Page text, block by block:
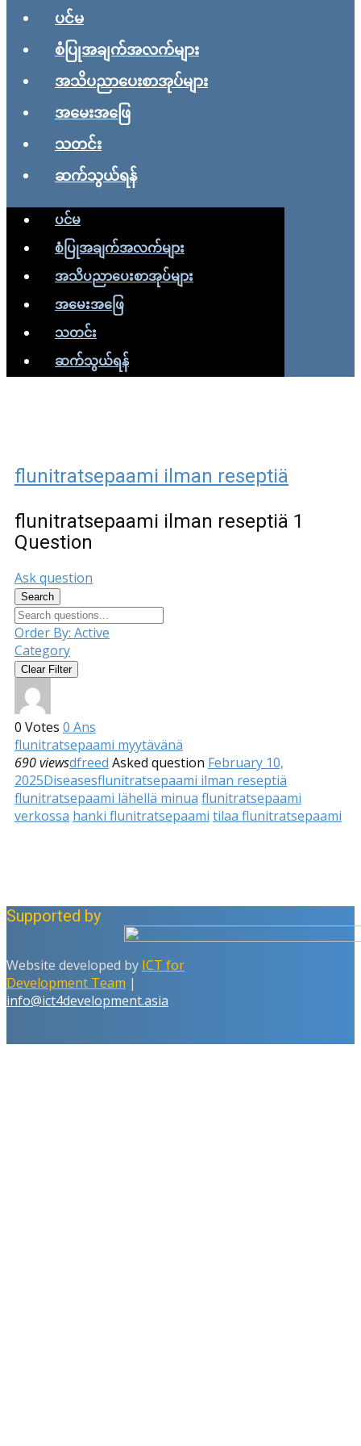
ပင်မ
စံပြုအချက်အလက်များ
အသိပညာပေးစာအုပ်များ
အမေးအဖြေ
သတင်း
ဆက်သွယ်ရန်
ပင်မ
စံပြုအချက်အလက်များ
အသိပညာပေးစာအုပ်များ
အမေးအဖြေ
သတင်း
ဆက်သွယ်ရန်
flunitratsepaami ilman reseptiä
flunitratsepaami ilman reseptiä 1
Question
Ask question
Search
Order By: Active
Category
Clear Filter
0 Votes 0 Ans
flunitratsepaami myytävänä
690 viewsdfreed Asked question February 10,
2025Diseasesflunitratsepaami ilman reseptiä
flunitratsepaami lähellä minua flunitratsepaami
verkossa hanki flunitratsepaami tilaa flunitratsepaami
Supported by
Website developed by ICT for
Development Team |
info@ict4development.asia